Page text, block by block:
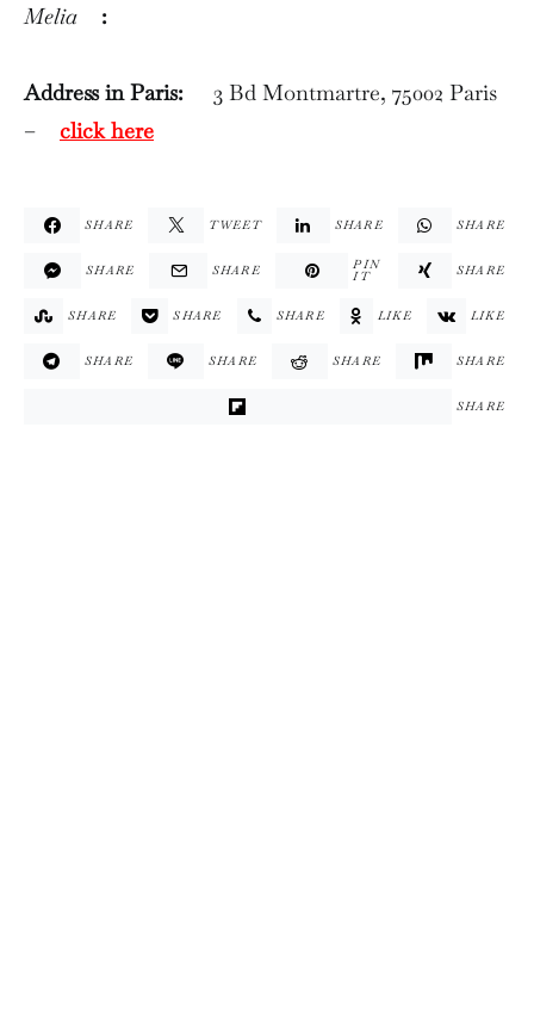
Melia
:
Address in Paris:
3 Bd Montmartre, 75002 Paris
– click here
SHARE TWEET SHARE SHARE
SHARE SHARE PIN
IT SHARE
SHARE SHARE SHARE LIKE LIKE
SHARE SHARE SHARE SHARE
SHARE